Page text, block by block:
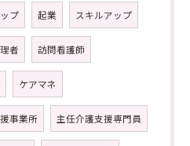
プ 起業 スキルアップ
者 訪問看護師
ケアマネ
事業所 主任介護支援専門員